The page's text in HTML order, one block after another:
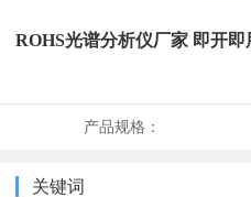
ROHS光谱分析仪厂家 即开
产品规格：
关键词